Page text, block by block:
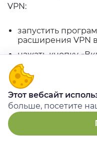
VPN:
запустить
расширения VPN
нажать кнопку
Подключиться»;
выбрать страну
ожидать
уведомления, что
Теперь можно
что вас заметят в
Этот вебсайт
больше, посетите